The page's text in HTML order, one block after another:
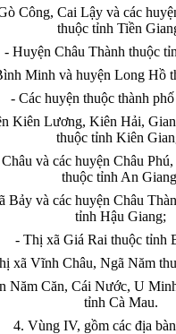
Công, Cai Lậy và các
thuộc tỉnh Tiền
- Huyện Châu Thành thuộc tỉ
Minh và huyện Long Hồ
- Các huyện thuộc thành phố
Kiên Lương, Kiên Hải,
thuộc tỉnh Kiên
và các huyện Châu
thuộc tỉnh An
Bảy và các huyện Châu
tỉnh Hậu Giang;
- Thị xã Giá Rai thuộc tỉnh
xã Vĩnh Châu, Ngã Năm
Năm Căn, Cái Nước, U
tỉnh Cà Mau.
4. Vùng IV, gồm các địa